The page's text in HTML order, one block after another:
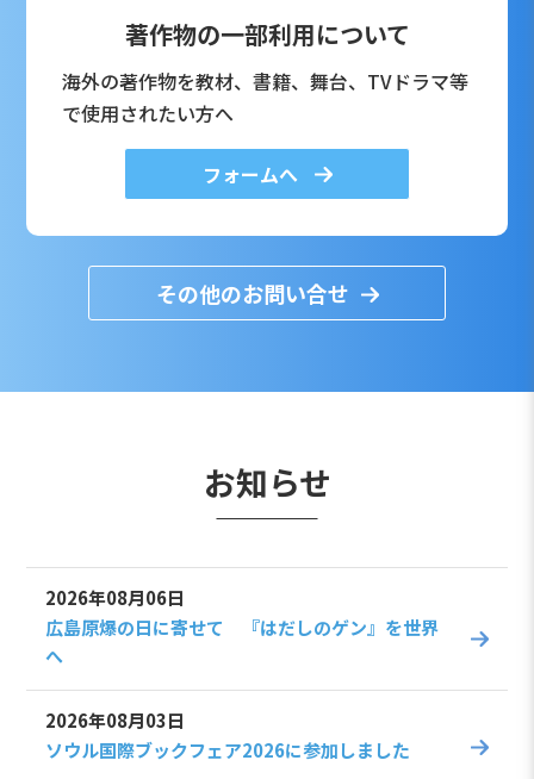
著作物の一部利用について
海外の著作物を教材、書籍、舞台、TVドラマ等
で使用されたい方へ
フォームへ
その他のお問い合せ
お知らせ
2026年08月06日
広島原爆の日に寄せて 『はだしのゲン』を世界
へ
2026年08月03日
ソウル国際ブックフェア2026に参加しました